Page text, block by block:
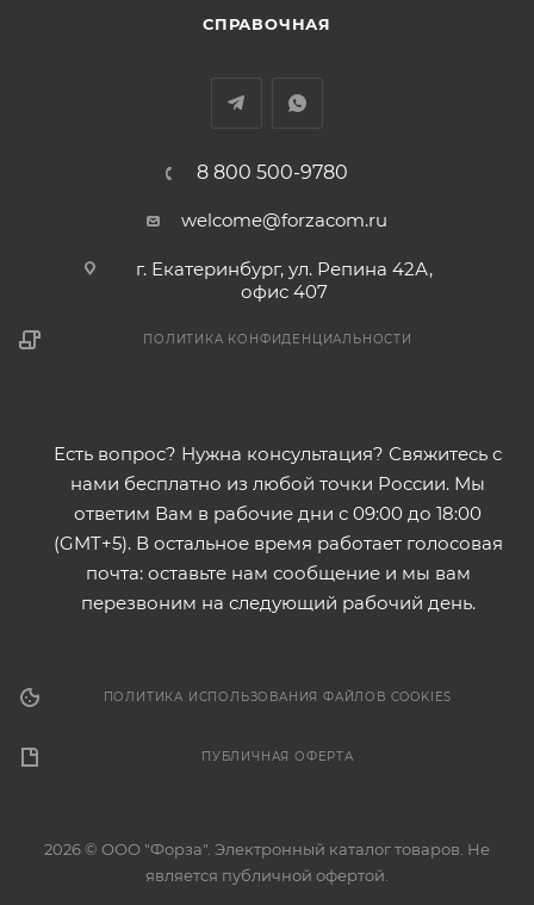
СПРАВОЧНАЯ
8 800 500-9780
welcome@forzacom.ru
г. Екатеринбург, ул. Репина 42А,
офис 407
ПОЛИТИКА КОНФИДЕНЦИАЛЬНОСТИ
Есть вопрос? Нужна консультация? Свяжитесь с
нами бесплатно из любой точки России. Мы
ответим Вам в рабочие дни с 09:00 до 18:00
(GMT+5). В остальное время работает голосовая
почта: оставьте нам сообщение и мы вам
перезвоним на следующий рабочий день.
ПОЛИТИКА ИСПОЛЬЗОВАНИЯ ФАЙЛОВ COOKIES
ПУБЛИЧНАЯ ОФЕРТА
2026 © ООО "Форза". Электронный каталог товаров. Не
является публичной офертой.